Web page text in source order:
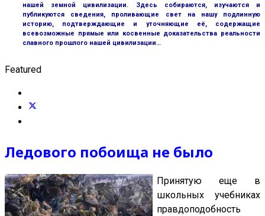
нашей земной цивилизации. Здесь собираются, изучаются и
публикуются сведения, проливающие свет на нашу подлинную
историю, подтверждающие и уточняющие её, содержащие
всевозможные прямые или косвенные доказательства реальности
славного прошлого нашей цивилизации…
Featured
Ледового побоища не было
Принятую еще в
школьных учебниках
правдоподобность